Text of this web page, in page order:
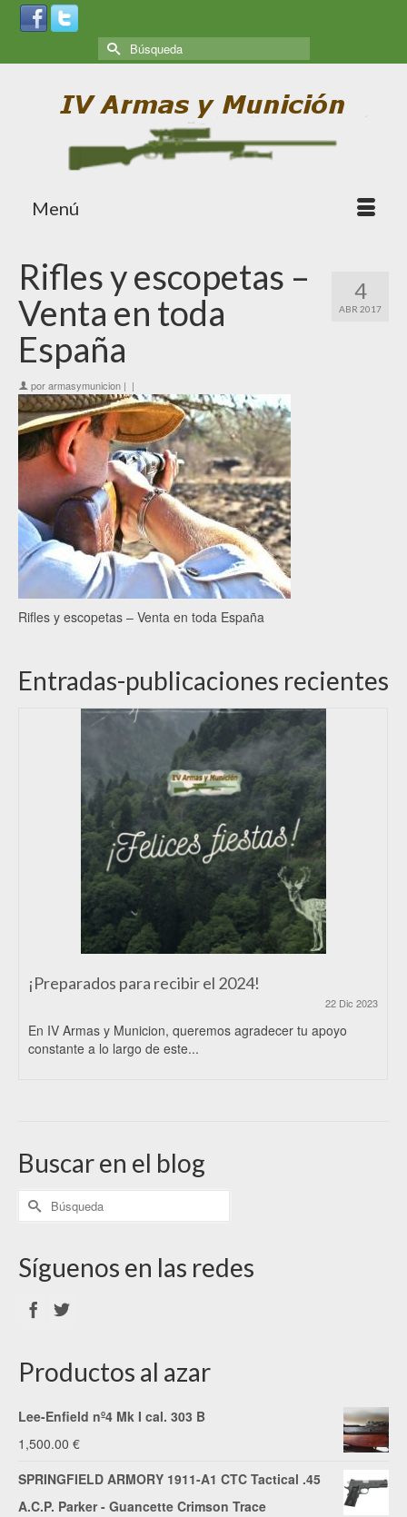
Menú
4
ABR 2017
Rifles y escopetas –
Venta en toda
España
porarmasymunicion | |
Rifles y escopetas – Venta en toda España
Entradas-publicaciones recientes
¡Preparados para recibir el 2024!
22 Dic 2023
En IV Armas y Municion, queremos agradecer tu apoyo
constante a lo largo de este...
Buscar en el blog
Síguenos en las redes
Productos al azar
Lee-Enfield nº4 Mk I cal. 303 B
1,500.00 €
SPRINGFIELD ARMORY 1911-A1 CTC Tactical .45
A.C.P. Parker - Guancette Crimson Trace